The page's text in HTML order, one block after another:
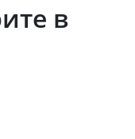
в